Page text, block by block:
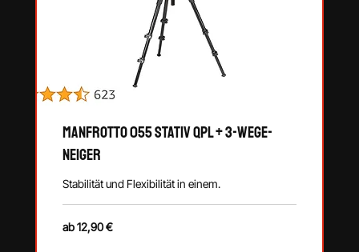
Manfrotto 055 Stativ QPL + 3-Wege-
Neiger
Stabilität und Flexibilität in einem.
ab
12,90
ab 12,90 €